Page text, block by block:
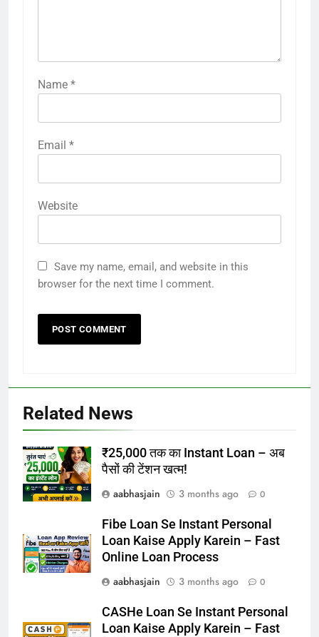
Name *
Email *
Website
Save my name, email, and website in this
browser for the next time I comment.
Related News
₹25,000 तक का Instant Loan – अब
पैसों की टेंशन खत्म!
aabhasjain
3 months ago 0
Fibe Loan Se Instant Personal
Loan Kaise Apply Karein – Fast
Online Loan Process
aabhasjain
3 months ago 0
CASHe Loan Se Instant Personal
Loan Kaise Apply Karein – Fast